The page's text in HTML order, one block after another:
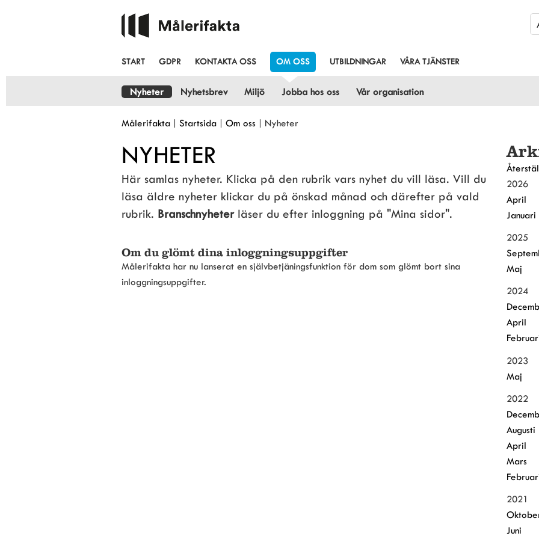
START GDPR KONTAKTA OSS OM OSS UTBILDNINGAR VÅRA TJÄNSTER
Nyheter Nyhetsbrev Miljö Jobba hos oss Vår organisation
Målerifakta | Startsida | Om oss | Nyheter
NYHETER
Här samlas nyheter. Klicka på den rubrik vars nyhet du vill läsa. Vill du
läsa äldre nyheter klickar du på önskad månad och därefter på vald
rubrik. Branschnyheter läser du efter inloggning på "Mina sidor".
Om du glömt dina inloggningsuppgifter
Målerifakta har nu lanserat en självbetjäningsfunktion för dom som glömt bort sina
inloggningsuppgifter.
2026
April
Januari
2025
Maj
2024
April
2023
Maj
2022
Augusti
April
Mars
2021
Juni